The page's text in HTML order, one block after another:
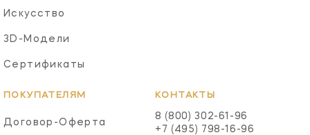
Искусство
3D-Модели
Сертификаты
ПОКУПАТЕЛЯМ
Договор-Оферта
КОНТАКТЫ
8 (800) 302-61-96
+7 (495) 798-16-96